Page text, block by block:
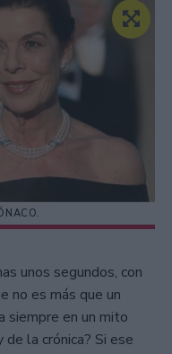
unos segundos, con
no es más que un
siempre en un mito
la crónica? Si ese